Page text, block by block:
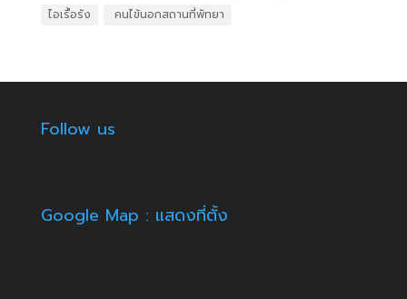
ไอเรื้อรัง
​ คนไข้นอกสถานที่พัทยา
Follow us
Google Map : แสดงที่ตั้ง